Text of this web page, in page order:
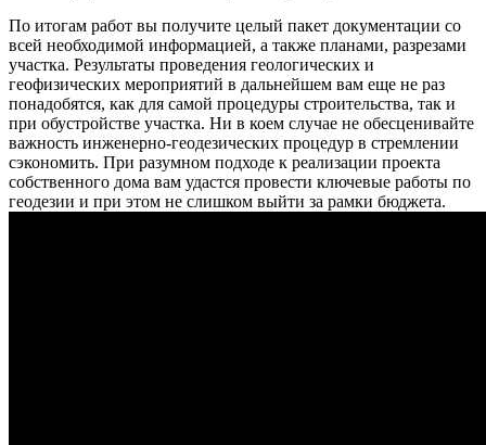
По итогам работ вы получите целый пакет документации со
всей необходимой информацией, а также планами, разрезами
участка. Результаты проведения геологических и
геофизических мероприятий в дальнейшем вам еще не раз
понадобятся, как для самой процедуры строительства, так и
при обустройстве участка. Ни в коем случае не обесценивайте
важность инженерно-геодезических процедур в стремлении
сэкономить. При разумном подходе к реализации проекта
собственного дома вам удастся провести ключевые работы по
геодезии и при этом не слишком выйти за рамки бюджета.